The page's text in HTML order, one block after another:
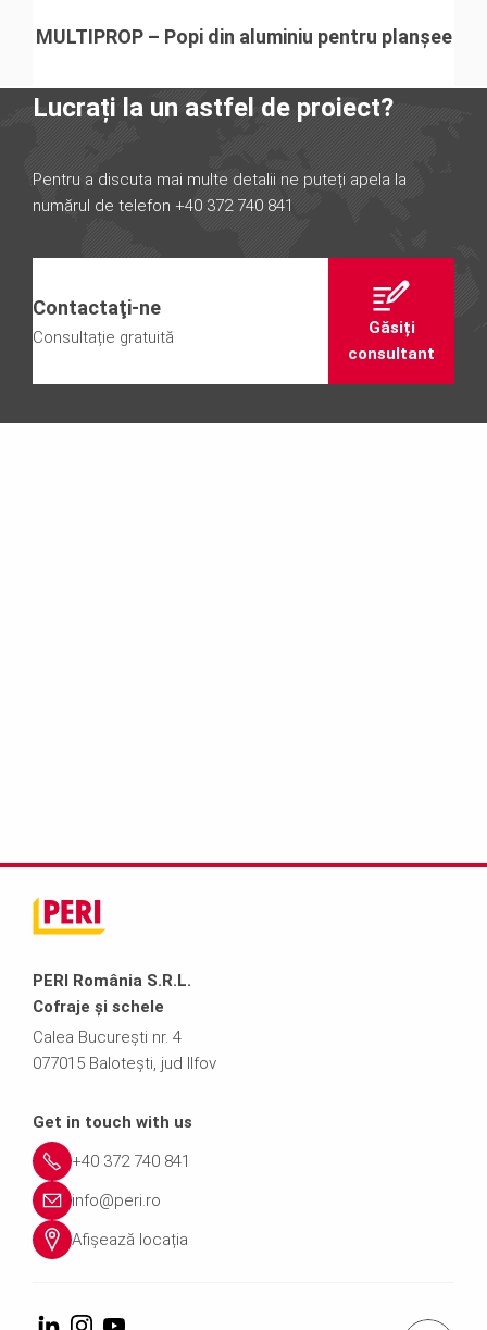
MULTIPROP – Popi din aluminiu pentru planșee
Lucrați la un astfel de proiect?
Pentru a discuta mai multe detalii ne puteți apela la
numărul de telefon +40 372 740 841
Contactaţi-ne
Consultație gratuită
Găsiți
consultant
PERI România S.R.L.
Cofraje și schele
Calea București nr. 4
077015 Balotești, jud Ilfov
Get in touch with us
+40 372 740 841
info@peri.ro
Afișează locația